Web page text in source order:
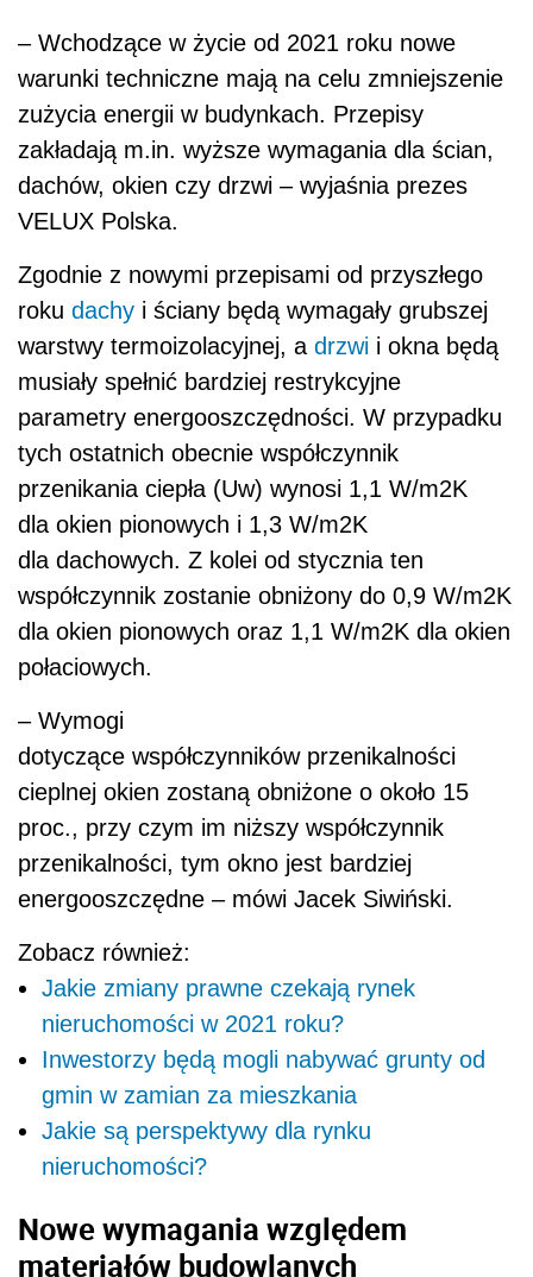
musiały spełnić bardziej restrykcyjne
parametry energooszczędności. W przypadku
tych ostatnich obecnie współczynnik
przenikania ciepła (Uw) wynosi 1,1 W/m2K
dla okien pionowych i 1,3 W/m2K
współczynnik zostanie obniżony do 0,9 W/m2K
dla okien pionowych oraz 1,1 W/m2K dla okien
połaciowych.
– Wymogi
dotyczące współczynników przenikalności
cieplnej okien zostaną obniżone o około 15
proc., przy czym im niższy współczynnik
przenikalności, tym okno jest bardziej
energooszczędne – mówi Jacek Siwiński.
Zobacz również:
Jakie zmiany prawne czekają rynek
Inwestorzy będą mogli nabywać grunty od
gmin w zamian za mieszkania
Jakie są perspektywy dla rynku
nieruchomości?
Nowe wymagania względem
materiałów budowlanych
Wejście w życie od stycznia 2021 r. nowych
dotyczących zaostrzonych wymagań
względem materiałów budowlanych to wynik
ogólnoeuropejskiej strategii poprawy
wymogów były wprowadzane etapami, na
przestrzeni ostatnich kilku lat (w 2014 i 2017